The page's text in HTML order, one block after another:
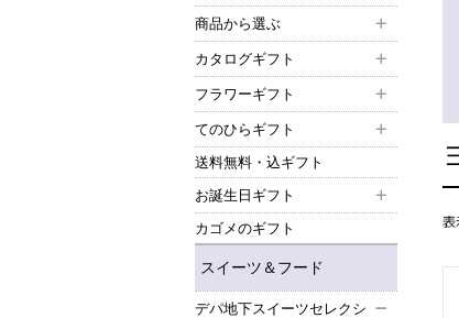
商品から選ぶ
カタログギフト
フラワーギフト
てのひらギフト
送料無料・込ギフト
お誕生日ギフト
カゴメのギフト
スイーツ＆フード
デパ地下スイーツセレクシ